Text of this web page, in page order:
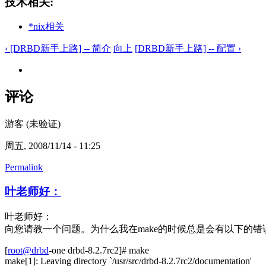
*nix相关
‹ [DRBD新手上路] -- 简介 向上 [DRBD新手上路] -- 配置 ›
评论
游客 (未验证)
周五, 2008/11/14 - 11:25
Permalink
叶老师好：
叶老师好：
向您请教一个问题。为什么我在make的时候总是会有以下的错
[root@drbd-one drbd-8.2.7rc2]# make
make[1]: Leaving directory `/usr/src/drbd-8.2.7rc2/documentation'